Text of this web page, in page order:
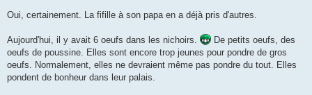
g
o
n
l
u
Oui, certainement. La fifille à son papa en a déjà pris d'autres.
Aujourd'hui, il y avait 6 oeufs dans les nichoirs.
De petits oeufs, des
oeufs de poussine. Elles sont encore trop jeunes pour pondre de gros
oeufs. Normalement, elles ne devraient même pas pondre du tout. Elles
pondent de bonheur dans leur palais.